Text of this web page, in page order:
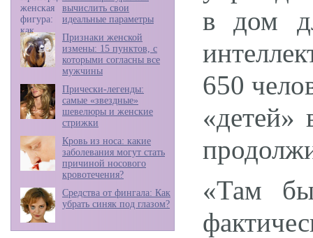
вычислить свои
идеальные параметры
Признаки женской
измены: 15 пунктов, с
которыми согласны все
мужчины
Прически-легенды:
самые «звездные»
шевелюры и женские
стрижки
Кровь из носа: какие
заболевания могут стать
причиной носового
кровотечения?
Средства от фингала: Как
убрать синяк под глазом?
в дом
650
«детей»
«Там